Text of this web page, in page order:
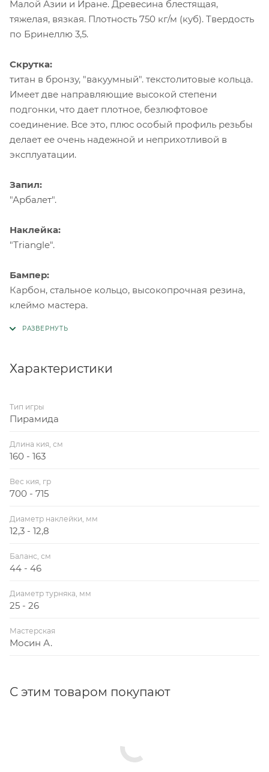
Малой Азии и Иране. Древесина блестящая,
тяжелая, вязкая. Плотность 750 кг/м (куб). Твердость
по Бринеллю 3,5.
Скрутка:
титан в бронзу, "вакуумный". текстолитовые кольца.
Имеет две направляющие высокой степени
подгонки, что дает плотное, безлюфтовое
соединение. Все это, плюс особый профиль резьбы
делает ее очень надежной и неприхотливой в
эксплуатации.
Запил:
"Арбалет".
Наклейка:
"Triangle".
Бампер:
Карбон, стальное кольцо, высокопрочная резина,
клеймо мастера.
Характеристики
Тип игры
Пирамида
Длина кия, см
160 - 163
Вес кия, гр
700 - 715
Диаметр наклейки, мм
12,3 - 12,8
Баланс, см
44 - 46
Диаметр турняка, мм
25 - 26
Мастерская
Мосин А.
С этим товаром покупают